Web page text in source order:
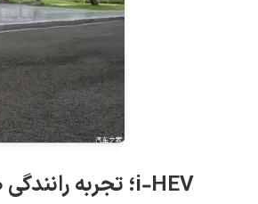
i‑HEV؛ تجربه رانندگی ۸۰ درصد برقی بدون نیاز به شارژ